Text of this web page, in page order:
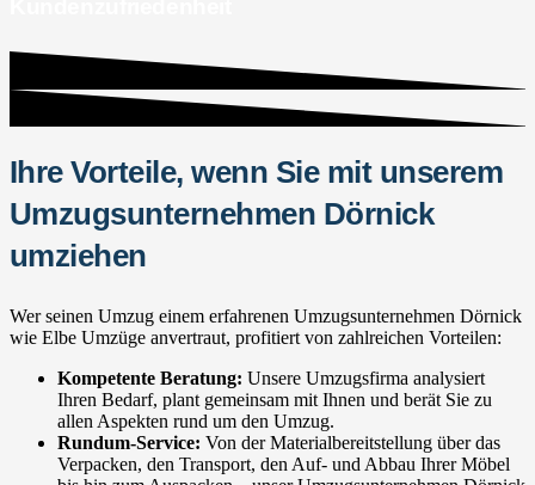
Ihre Vorteile, wenn Sie mit unserem
Umzugsunternehmen Dörnick
umziehen
Wer seinen Umzug einem erfahrenen Umzugsunternehmen Dörnick
wie Elbe Umzüge anvertraut, profitiert von zahlreichen Vorteilen:
Kompetente Beratung: Unsere Umzugsfirma analysiert
Ihren Bedarf, plant gemeinsam mit Ihnen und berät Sie zu
allen Aspekten rund um den Umzug.
Rundum-Service: Von der Materialbereitstellung über das
Verpacken, den Transport, den Auf- und Abbau Ihrer Möbel